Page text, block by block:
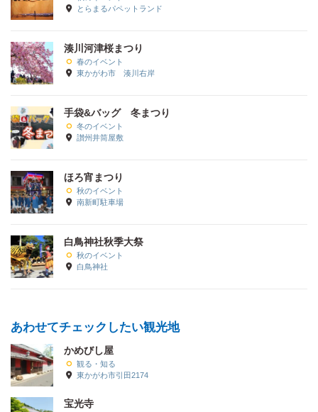
とらまるパペットランド
湊川河津桜まつり
春のイベント
東かがわ市 湊川右岸
手袋&バッグ 冬まつり
冬のイベント
讃州井筒屋敷
ほろ宵まつり
秋のイベント
南新町駐車場
白鳥神社秋季大祭
秋のイベント
白鳥神社
あわせてチェックしたい観光地
かめびし屋
観る・知る
東かがわ市引田2174
宝光寺